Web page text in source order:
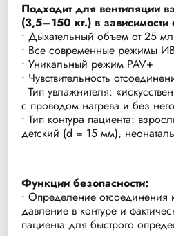
Подходит для вентиляции
(3,5–150 кг.) в зависимости
• Дыхательный объем от 25
• Все современные режимы
• Уникальный режим PAV+
• Чувствительность
• Тип увлажнителя:
с проводом нагрева и без
• Тип контура пациента:
детский (d = 15 мм),
Функции безопасности:
• Определение отсоединения
давление в контуре и
пациента для быстрого